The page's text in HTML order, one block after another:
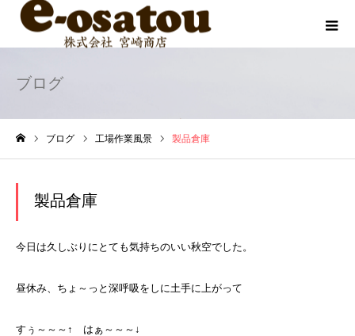
ブログ
ブログ 工場作業風景 製品倉庫
製品倉庫
今日は久しぶりにとても気持ちのいい秋空でした。
昼休み、ちょ～っと深呼吸をしに土手に上がって
すぅ～～～↑ はぁ～～～↓